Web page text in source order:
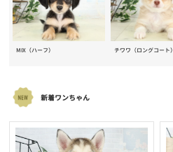
MIX（ハーフ） チワワ（ロングコート）
新着ワンちゃん